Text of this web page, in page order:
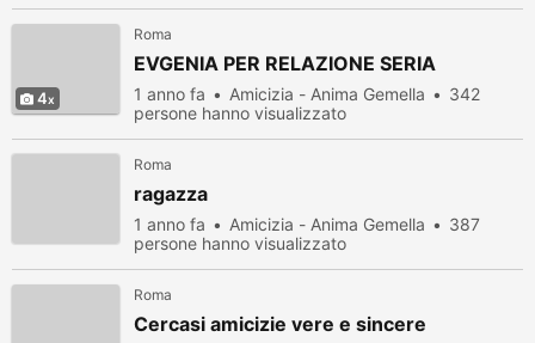
4
Roma
EVGENIA PER RELAZIONE SERIA
1 anno fa Amicizia - Anima Gemella
342
persone hanno visualizzato
Roma
ragazza
1 anno fa Amicizia - Anima Gemella
387
persone hanno visualizzato
Roma
Cercasi amicizie vere e sincere